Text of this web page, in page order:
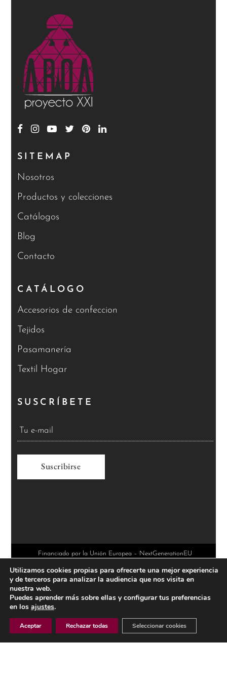
SITEMAP
Nosotros
Productos y colecciones
Catálogos
Blog
Contacto
CATÁLOGO
Accesorios de confeccion
Tejidos
Pasamanería
Textil Hogar
SUSCRÍBETE
n
a
t
Financiado por la Unión Europea – NextGenerationEU
Utilizamos cookies propias para ofrecerte una mejor experiencia
y de terceros para analizar la audiencia que nos visita en
nuestra web.
Puedes aprender más sobre ellas y configurar tus preferencias
en los ajustes.
Aceptar Rechazar todas Seleccionar cookies